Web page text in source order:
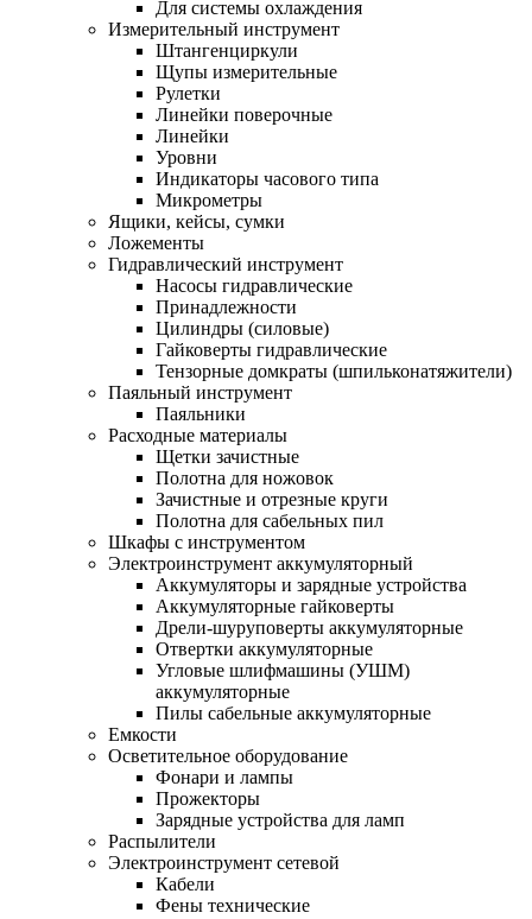
Для системы охлаждения
Измерительный инструмент
Штангенциркули
Щупы измерительные
Рулетки
Линейки поверочные
Линейки
Уровни
Индикаторы часового типа
Микрометры
Ящики, кейсы, сумки
Ложементы
Гидравлический инструмент
Насосы гидравлические
Принадлежности
Цилиндры (силовые)
Гайковерты гидравлические
Тензорные домкраты (шпильконатяжители)
Паяльный инструмент
Паяльники
Расходные материалы
Щетки зачистные
Полотна для ножовок
Зачистные и отрезные круги
Полотна для сабельных пил
Шкафы с инструментом
Электроинструмент аккумуляторный
Аккумуляторы и зарядные устройства
Аккумуляторные гайковерты
Дрели-шуруповерты аккумуляторные
Отвертки аккумуляторные
Угловые шлифмашины (УШМ)
аккумуляторные
Пилы сабельные аккумуляторные
Емкости
Осветительное оборудование
Фонари и лампы
Прожекторы
Зарядные устройства для ламп
Распылители
Электроинструмент сетевой
Кабели
Фены технические